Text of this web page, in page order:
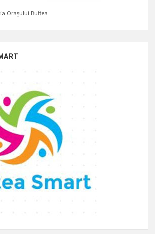
Orașului Buftea